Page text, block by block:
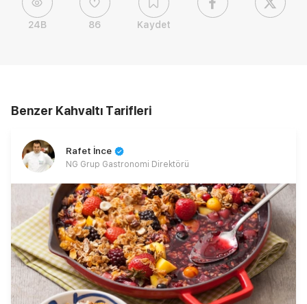
24B 86 Kaydet
Benzer Kahvaltı Tarifleri
Rafet İnce
NG Grup Gastronomi Direktörü